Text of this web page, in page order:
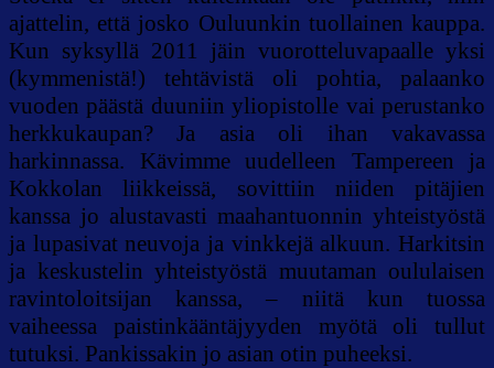
ajattelin, että josko Ouluunkin tuollainen kauppa.
Kun syksyllä 2011 jäin vuorotteluvapaalle yksi
(kymmenistä!) tehtävistä oli pohtia, palaanko
vuoden päästä duuniin yliopistolle vai perustanko
herkkukaupan? Ja asia oli ihan vakavassa
harkinnassa. Kävimme uudelleen Tampereen ja
Kokkolan liikkeissä, sovittiin niiden pitäjien
kanssa jo alustavasti maahantuonnin yhteistyöstä
ja lupasivat neuvoja ja vinkkejä alkuun. Harkitsin
ja keskustelin yhteistyöstä muutaman oululaisen
ravintoloitsijan kanssa, – niitä kun tuossa
vaiheessa paistinkääntäjyyden myötä oli tullut
tutuksi. Pankissakin jo asian otin puheeksi.